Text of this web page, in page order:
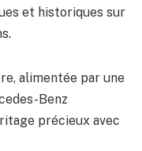
et historiques sur
alimentée par une
Benz
précieux avec